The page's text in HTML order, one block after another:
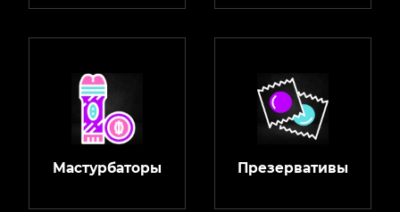
Мастурбаторы Презервативы